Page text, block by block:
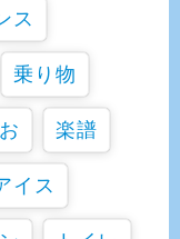
ス
乗り物
楽譜
イス